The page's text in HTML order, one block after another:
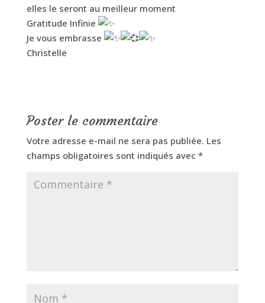
elles le seront au meilleur moment
Gratitude Infinie
Je vous embrasse
Christelle
Poster le commentaire
Votre adresse e-mail ne sera pas publiée. Les
champs obligatoires sont indiqués avec *